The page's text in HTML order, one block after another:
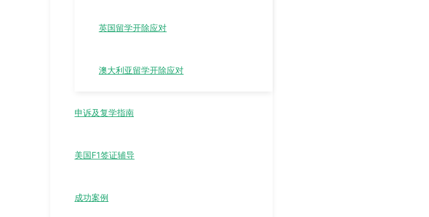
英国留学开除应对
澳大利亚留学开除应对
申诉及复学指南
美国F1签证辅导
成功案例